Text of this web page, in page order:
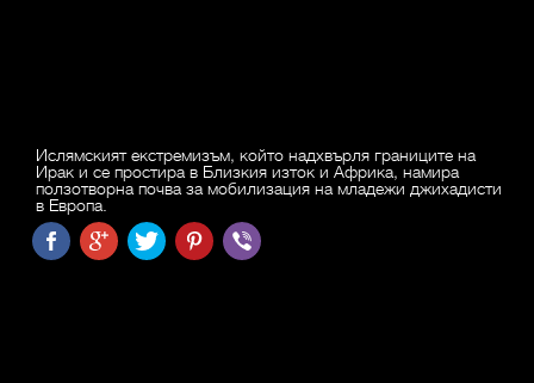
Ислямският екстремизъм, който надхвърля границите на
Ирак и се простира в Близкия изток и Африка, намира
ползотворна почва за мобилизация на младежи джихадисти
в Европа.